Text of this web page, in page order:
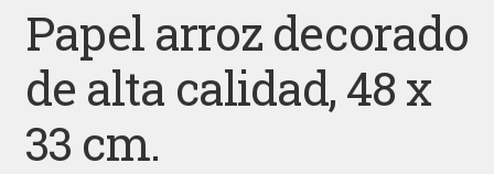
Papel arroz decorado
de alta calidad, 48 x
33 cm.